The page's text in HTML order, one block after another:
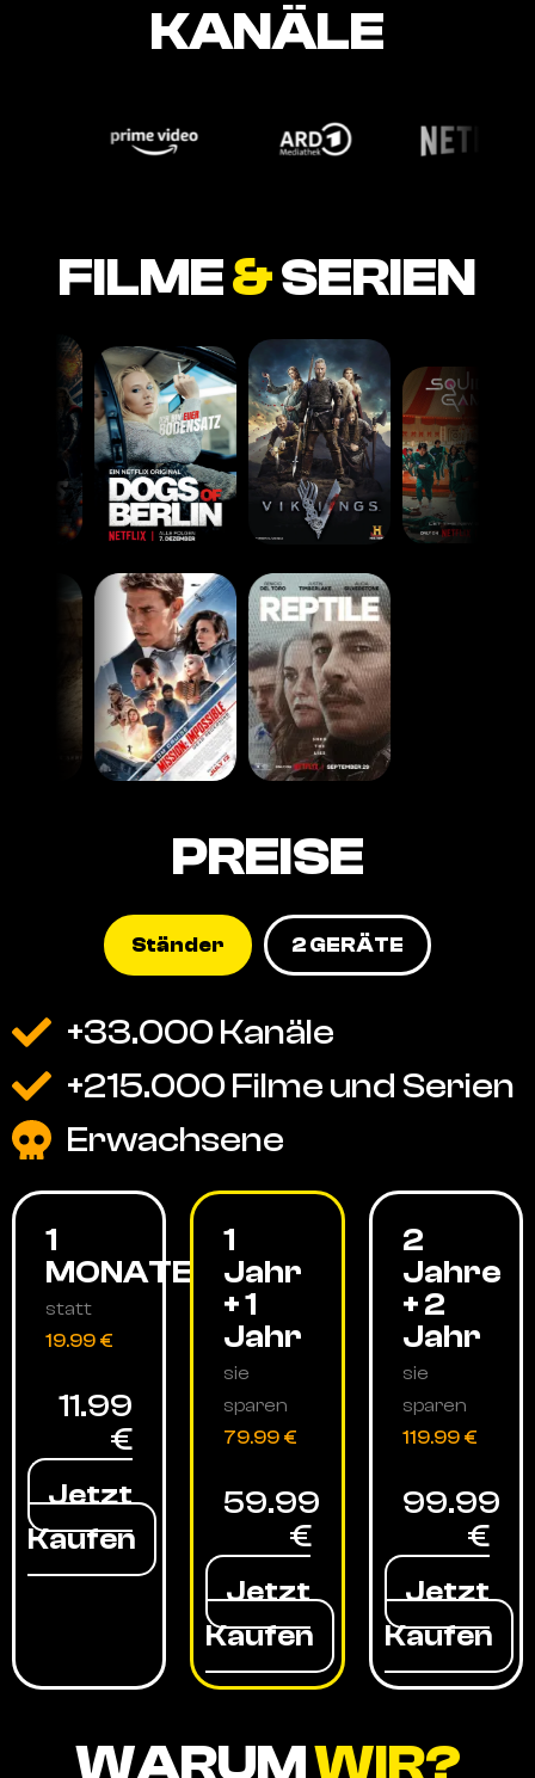
KANÄLE
FILME&SERIEN
PREISE
Ständer 2 GERÄTE
+33.000 Kanäle
+215.000 Filme und Serien
Erwachsene
1
MONATE
statt
19.99 €
11.99
€
Jetzt
Kaufen
1
Jahr
+ 1
Jahr
sie
sparen
79.99 €
59.99
€
Jetzt
Kaufen
2
Jahre
+ 2
Jahr
sie
sparen
119.99 €
99.99
€
Jetzt
Kaufen
WARUMWIR?